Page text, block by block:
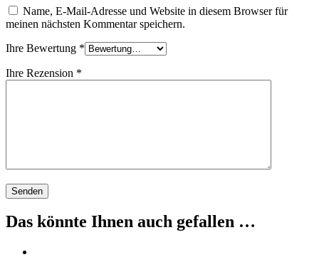
Name, E-Mail-Adresse und Website in diesem Browser für
meinen nächsten Kommentar speichern.
Ihre Bewertung *
Ihre Rezension *
Das könnte Ihnen auch gefallen …